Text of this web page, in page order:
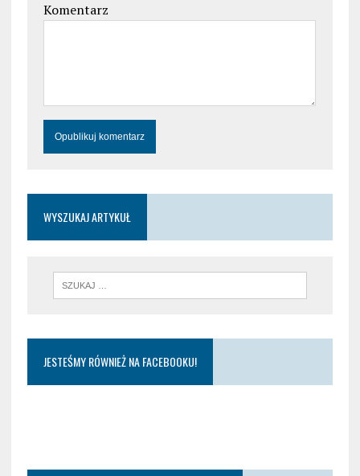
Komentarz
WYSZUKAJ ARTYKUŁ
JESTEŚMY RÓWNIEŻ NA FACEBOOKU!